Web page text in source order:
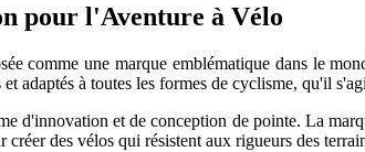
pour l'Aventure à Vélo
comme une marque emblématique dans le
adaptés à toutes les formes de cyclisme, qu'il
d'innovation et de conception de pointe. La
des vélos qui résistent aux rigueurs des